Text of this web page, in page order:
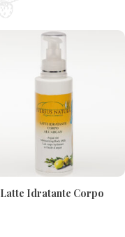
Latte Idratante Corpo